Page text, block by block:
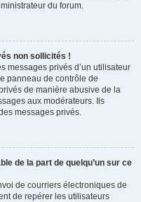
du forum.
non sollicités !
messages privés d’un utilisateur
panneau de contrôle de
de manière abusive de la
aux modérateurs. Ils
messages privés.
de la part de quelqu’un sur ce
de courriers électroniques de
de repérer les utilisateurs